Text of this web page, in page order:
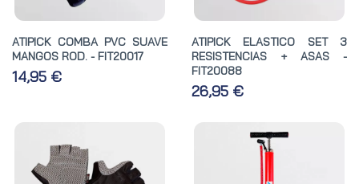
ATIPICK COMBA PVC SUAVE
MANGOS ROD. - FIT20017
14,95 €
ATIPICK ELASTICO SET 3
RESISTENCIAS + ASAS -
FIT20088
26,95 €